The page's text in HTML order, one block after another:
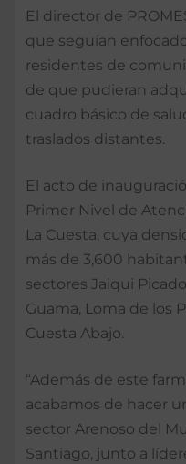
El director de
que seguían
residentes de
de que pudieran
cuadro básico de
traslados distantes.
El acto de
Primer Nivel de
La Cuesta, cuya
más de 3,600
sectores Jaiqui
Guama, Loma de los
Cuesta Abajo.
“Además de este
acabamos de hacer
sector Arenoso del
Santiago, junto a